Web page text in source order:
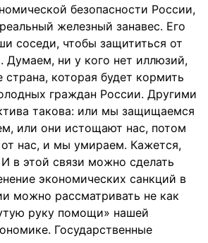
безопасности России,
железный занавес. Его
соседи, чтобы защититься от
Думаем, ни у кого нет иллюзий,
страна, которая будет кормить
граждан России. Другими
такова: или мы защищаемся
или они истощают нас, потом
нас, и мы умираем. Кажется,
в этой связи можно сделать
экономических санкций в
можно рассматривать не как
руку помощи» нашей
Государственные